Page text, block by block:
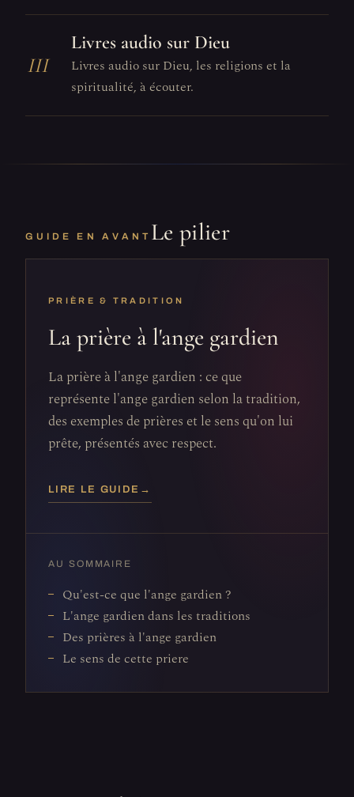
III
Livres audio sur Dieu
Livres audio sur Dieu, les religions et la
spiritualité, à écouter.
GUIDE EN AVANT Le pilier
PRIÈRE & TRADITION
La prière à l'ange gardien
La prière à l'ange gardien : ce que
représente l'ange gardien selon la tradition,
des exemples de prières et le sens qu'on lui
prête, présentés avec respect.
LIRE LE GUIDE →
AU SOMMAIRE
Qu'est-ce que l'ange gardien ?
L'ange gardien dans les traditions
Des prières à l'ange gardien
Le sens de cette priere